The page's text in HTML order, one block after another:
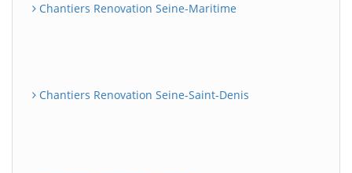
Chantiers Renovation Seine-Maritime
Chantiers Renovation Seine-Saint-Denis